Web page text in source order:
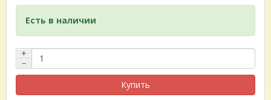
Есть в наличии
+
−
Купить